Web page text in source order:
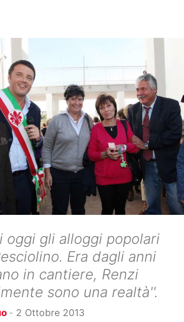
oggi gli alloggi popolari
Era dagli anni
in cantiere, Renzi
sono una realtà''.
- 2 Ottobre 2013